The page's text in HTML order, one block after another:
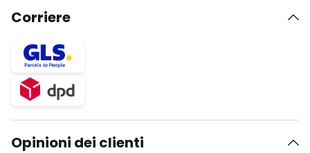
Corriere
Opinioni dei clienti